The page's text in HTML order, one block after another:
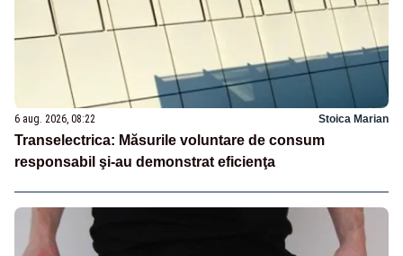
6 aug. 2026, 08:22 Stoica Marian
Transelectrica: Măsurile voluntare de consum
responsabil şi-au demonstrat eficienţa